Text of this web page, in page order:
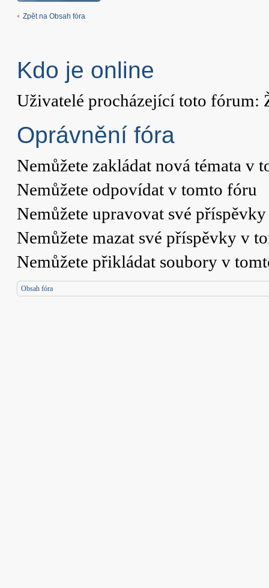
Zpět na Obsah fóra
Kdo je online
Uživatelé procházející toto fórum:
Oprávnění fóra
Nemůžete zakládat nová témata v
Nemůžete odpovídat v tomto fóru
Nemůžete upravovat své
Nemůžete mazat své příspěvky v
Nemůžete přikládat soubory v
Obsah fóra